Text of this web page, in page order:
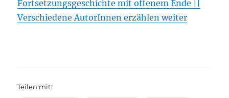
Fortsetzungsgeschichte mit offenem Ende ||
Verschiedene AutorInnen erzählen weiter
Teilen mit: